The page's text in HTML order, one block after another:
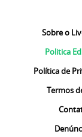
Sobre o
Politica
Política de
Termos